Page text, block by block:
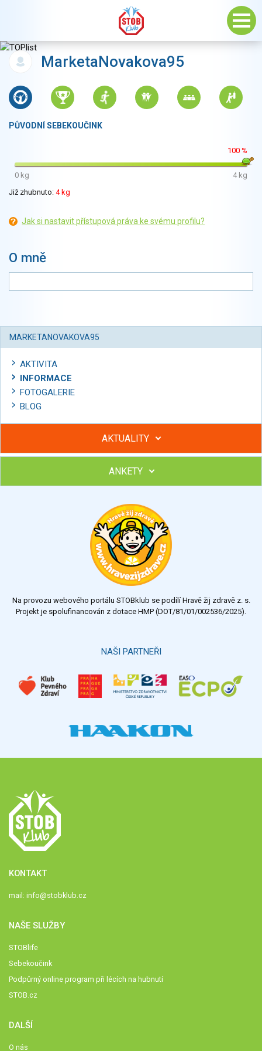
MarketaNovakova95
PŮVODNÍ SEBEKOUČINK
100 %
0 kg
4 kg
Již zhubnuto: 4 kg
Jak si nastavit přístupová práva ke svému profilu?
O mně
MARKETANOVAKOVA95
AKTIVITA
INFORMACE
FOTOGALERIE
BLOG
AKTUALITY
Hubněte s podporou lektorky a skupiny v kurzech STOBu
Chcete poradit s hubnutím? Najděte si odborníka STOBu ve
ANKETY
Výsledky Všechny ankety
Na provozu webového portálu STOBklub se podílí Hravě žij zdravě z. s.
Projekt je spolufinancován z dotace HMP (DOT/81/01/002536/2025).
NAŠI PARTNEŘI
KONTAKT
mail: info@stobklub.cz
NAŠE SLUŽBY
STOBlife
Sebekoučink
Podpůrný online program při lécích na hubnutí
STOB.cz
DALŠÍ
O nás